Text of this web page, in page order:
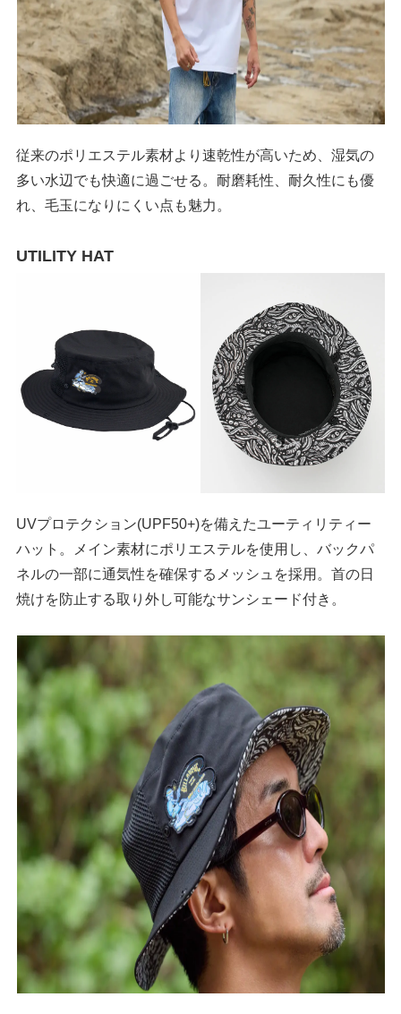
従来のポリエステル素材より速乾性が高いため、湿気の
多い水辺でも快適に過ごせる。耐磨耗性、耐久性にも優
れ、毛玉になりにくい点も魅力。
UTILITY HAT
UVプロテクション(UPF50+)を備えたユーティリティー
ハット。メイン素材にポリエステルを使用し、バックパ
ネルの一部に通気性を確保するメッシュを採用。首の日
焼けを防止する取り外し可能なサンシェード付き。